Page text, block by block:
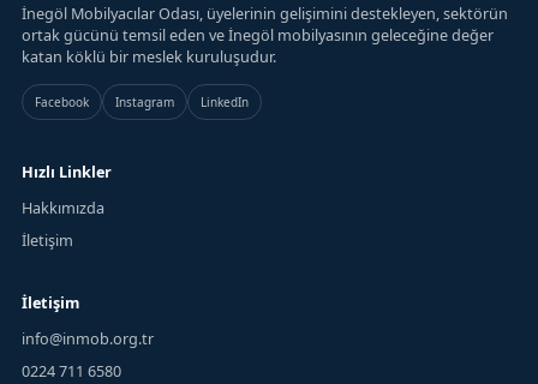
İnegöl Mobilyacılar Odası, üyelerinin gelişimini destekleyen, sektörün
ortak gücünü temsil eden ve İnegöl mobilyasının geleceğine değer
katan köklü bir meslek kuruluşudur.
Facebook Instagram LinkedIn
Hızlı Linkler
Hakkımızda
İletişim
İletişim
info@inmob.org.tr
0224 711 6580